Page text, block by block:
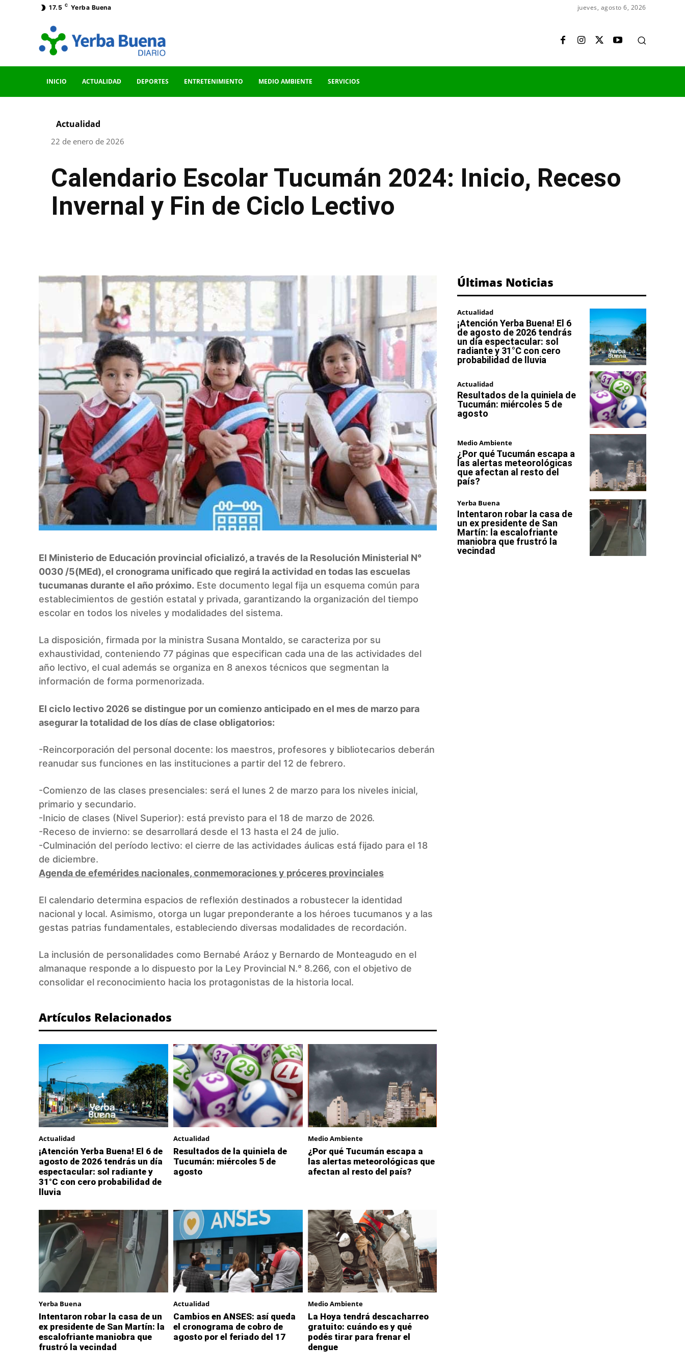
17.5 C Yerba Buena jueves, agosto 6, 2026
INICIO ACTUALIDAD DEPORTES ENTRETENIMIENTO MEDIO AMBIENTE SERVICIOS
Actualidad
22 de enero de 2026
Calendario Escolar Tucumán 2024: Inicio, Receso
Invernal y Fin de Ciclo Lectivo
El Ministerio de Educación provincial oficializó, a través de la Resolución Ministerial N°
0030 /5(MEd), el cronograma unificado que regirá la actividad en todas las escuelas
tucumanas durante el año próximo. Este documento legal fija un esquema común para
establecimientos de gestión estatal y privada, garantizando la organización del tiempo
escolar en todos los niveles y modalidades del sistema.
La disposición, firmada por la ministra Susana Montaldo, se caracteriza por su
exhaustividad, conteniendo 77 páginas que especifican cada una de las actividades del
año lectivo, el cual además se organiza en 8 anexos técnicos que segmentan la
información de forma pormenorizada.
El ciclo lectivo 2026 se distingue por un comienzo anticipado en el mes de marzo para
asegurar la totalidad de los días de clase obligatorios:
-Reincorporación del personal docente: los maestros, profesores y bibliotecarios deberán
reanudar sus funciones en las instituciones a partir del 12 de febrero.
-Comienzo de las clases presenciales: será el lunes 2 de marzo para los niveles inicial,
primario y secundario.
-Inicio de clases (Nivel Superior): está previsto para el 18 de marzo de 2026.
-Receso de invierno: se desarrollará desde el 13 hasta el 24 de julio.
-Culminación del período lectivo: el cierre de las actividades áulicas está fijado para el 18
de diciembre.
Agenda de efemérides nacionales, conmemoraciones y próceres provinciales
El calendario determina espacios de reflexión destinados a robustecer la identidad
nacional y local. Asimismo, otorga un lugar preponderante a los héroes tucumanos y a las
gestas patrias fundamentales, estableciendo diversas modalidades de recordación.
La inclusión de personalidades como Bernabé Aráoz y Bernardo de Monteagudo en el
almanaque responde a lo dispuesto por la Ley Provincial N.° 8.266, con el objetivo de
consolidar el reconocimiento hacia los protagonistas de la historia local.
Artículos Relacionados
Actualidad
¡Atención Yerba Buena! El 6 de
agosto de 2026 tendrás un día
espectacular: sol radiante y
31°C con cero probabilidad de
lluvia
Actualidad
Resultados de la quiniela de
Tucumán: miércoles 5 de
agosto
Medio Ambiente
¿Por qué Tucumán escapa a
las alertas meteorológicas que
afectan al resto del país?
Yerba Buena
Intentaron robar la casa de un
ex presidente de San Martín: la
escalofriante maniobra que
frustró la vecindad
Actualidad
Cambios en ANSES: así queda
el cronograma de cobro de
agosto por el feriado del 17
Medio Ambiente
La Hoya tendrá descacharreo
gratuito: cuándo es y qué
podés tirar para frenar el
dengue
Últimas Noticias
Actualidad
¡Atención Yerba Buena! El 6
de agosto de 2026 tendrás
un día espectacular: sol
radiante y 31°C con cero
probabilidad de lluvia
Actualidad
Resultados de la quiniela de
Tucumán: miércoles 5 de
agosto
Medio Ambiente
¿Por qué Tucumán escapa a
las alertas meteorológicas
que afectan al resto del
país?
Yerba Buena
Intentaron robar la casa de
un ex presidente de San
Martín: la escalofriante
maniobra que frustró la
vecindad